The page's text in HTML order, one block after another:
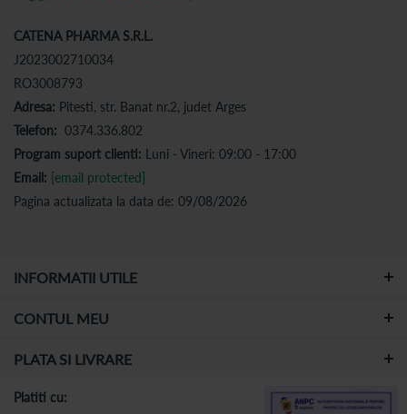
CATENA PHARMA S.R.L.
J2023002710034
RO3008793
Adresa: Pitesti, str. Banat nr.2, judet Arges
Telefon: 0374.336.802
Program suport clienti: Luni - Vineri: 09:00 - 17:00
Email: [email protected]
Pagina actualizata la data de: 09/08/2026
INFORMATII UTILE
CONTUL MEU
PLATA SI LIVRARE
Platiti cu: